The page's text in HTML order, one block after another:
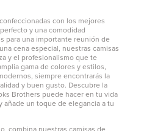
con los mejores
y una comodidad
para una importante reunión de
cena especial, nuestras camisas
y el profesionalismo que te
gama de colores y estilos,
siempre encontrarás la
y buen gusto. Descubre la
Brothers puede hacer en tu vida
añade un toque de elegancia a tu
combina nuestras camisas de